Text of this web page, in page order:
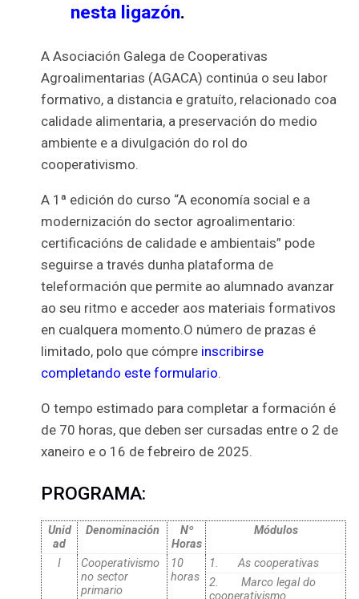
nesta ligazón.
A Asociación Galega de Cooperativas
Agroalimentarias (AGACA) continúa o seu labor
formativo, a distancia e gratuíto, relacionado coa
calidade alimentaria, a preservación do medio
ambiente e a divulgación do rol do
cooperativismo.
A 1ª edición do curso “A economía social e a
modernización do sector agroalimentario:
certificacións de calidade e ambientais” pode
seguirse a través dunha plataforma de
teleformación que permite ao alumnado avanzar
ao seu ritmo e acceder aos materiais formativos
en cualquera momento.O número de prazas é
limitado, polo que cómpre inscribirse
completando este formulario.
O tempo estimado para completar a formación é
de 70 horas, que deben ser cursadas entre o 2 de
xaneiro e o 16 de febreiro de 2025.
PROGRAMA:
Unid
ad
Denominación
Nº
Horas
Módulos
I
Cooperativismo
no sector
primario
10
horas
1. As cooperativas
2.Marco legal do